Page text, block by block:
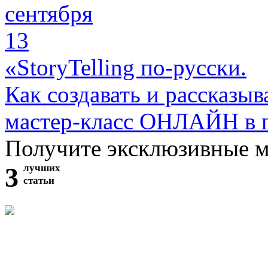
сентября
13
«StoryTelling по-русски.
Как создавать и
мастер-класс ОНЛАЙН в
Получите эксклюзивные
3 лучших
статьи